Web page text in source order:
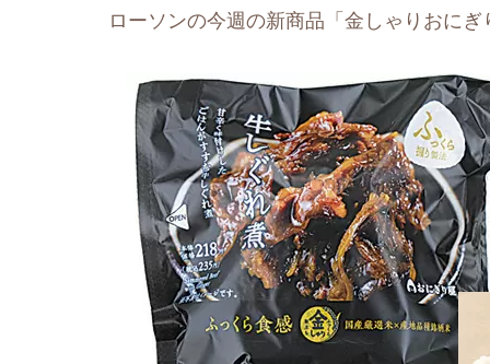
ローソンの今週の新商品「金しゃりおに